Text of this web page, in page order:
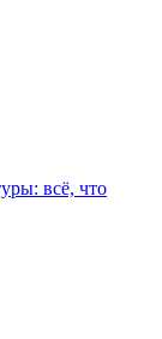
всё, что